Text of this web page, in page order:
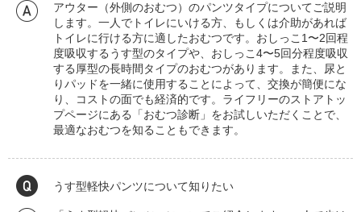
アウター（外側のおむつ）のパンツタイプについてご説明
します。一人でトイレにいける方、もしくは介助があれば
トイレに行ける方に適したおむつです。おしっこ1〜2回程
度吸収するうす型のタイプや、おしっこ4〜5回分程度吸収
する厚型の長時間タイプのおむつがあります。また、尿と
りパッドを一緒に使用することによって、交換が簡便にな
り、コストの面でも経済的です。ライフリーのストアトッ
プページにある「おむつ診断」をお試しいただくことで、
最適なおむつを知ることもできます。
うす型軽快パンツについて知りたい